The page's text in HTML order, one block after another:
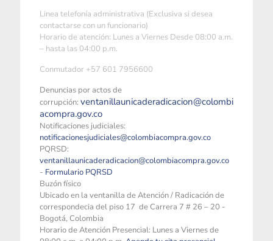
Linea telefonía administrativa (Exclusiva si desea
contactarse con un funcionario)
Horario de atención: Lunes a Viernes Desde 08:00 a.m.
– hasta las 04:00 p.m.
Conmutador +57 601 7956600
Denuncias por actos de
corrupción: ventanillaunicaderadicacion@colombi
acompra.gov.co
Notificaciones judiciales:
notificacionesjudiciales@colombiacompra.gov.co
PQRSD:
ventanillaunicaderadicacion@colombiacompra.gov.co
- Formulario PQRSD
Buzón físico
Ubicado en la ventanilla de Atención / Radicación de
correspondecia del piso 17 de Carrera 7 # 26 – 20 -
Bogotá, Colombia
Horario de Atención Presencial: Lunes a Viernes de